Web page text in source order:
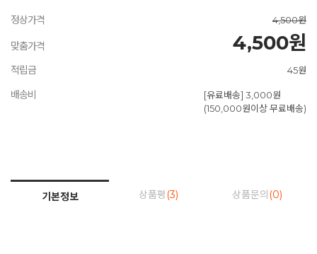
정상가격 4,500원
맞춤가격 4,500원
적립금 45원
배송비
[유료배송] 3,000원
(150,000원이상 무료배송)
기본정보 상품평 (3) 상품문의 (0)